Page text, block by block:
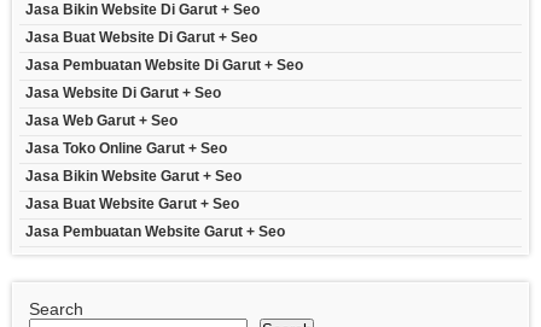
Jasa Bikin Website Di Garut + Seo
Jasa Buat Website Di Garut + Seo
Jasa Pembuatan Website Di Garut + Seo
Jasa Website Di Garut + Seo
Jasa Web Garut + Seo
Jasa Toko Online Garut + Seo
Jasa Bikin Website Garut + Seo
Jasa Buat Website Garut + Seo
Jasa Pembuatan Website Garut + Seo
Search